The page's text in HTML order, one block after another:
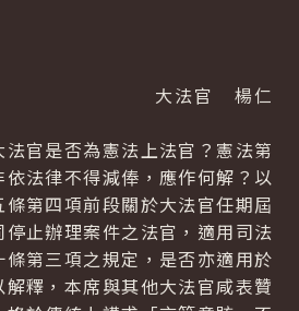
大法官 楊仁
官是否為憲法上法官？憲法第
法律不得減俸，應作何解？以
第四項前段關於大法官任期屆
止辦理案件之法官，適用司法
第三項之規定，是否亦適用於
釋，本席與其他大法官咸表贊